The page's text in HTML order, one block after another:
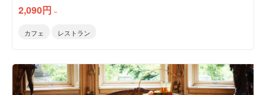
2,090円 ～
カフェ レストラン